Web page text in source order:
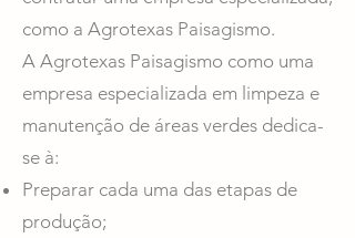
como a Agrotexas Paisagismo.
A Agrotexas Paisagismo como uma
empresa especializada em limpeza e
manutenção de áreas verdes dedica-
se à:
Preparar cada uma das etapas de
produção;